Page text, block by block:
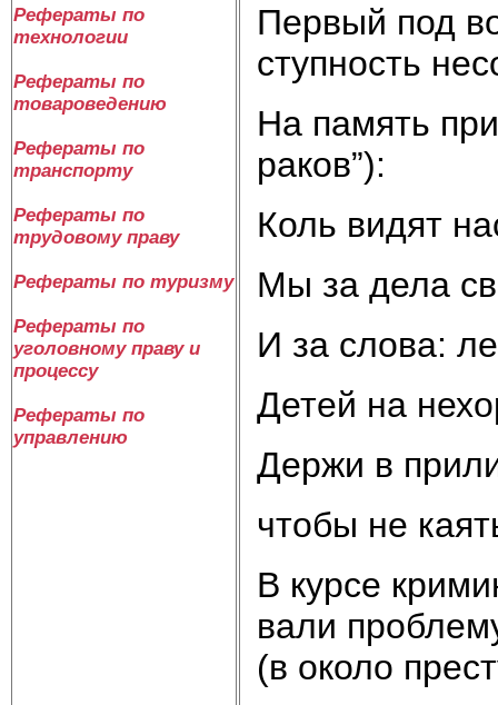
Рефераты по
технологии
Рефераты по
товароведению
Рефераты по
транспорту
Рефераты по
трудовому праву
Рефераты по туризму
Рефераты по
уголовному праву и
процессу
Рефераты по
управлению
Пер­вый под
ступ­ность
На па­мять
ра­ков”):
Коль ви­дят
Мы за де­ла
И за сло­ва:
Де­тей на
Дер­жи в
что­бы не
В кур­се
ва­ли
(в около